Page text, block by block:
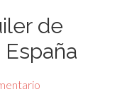
de